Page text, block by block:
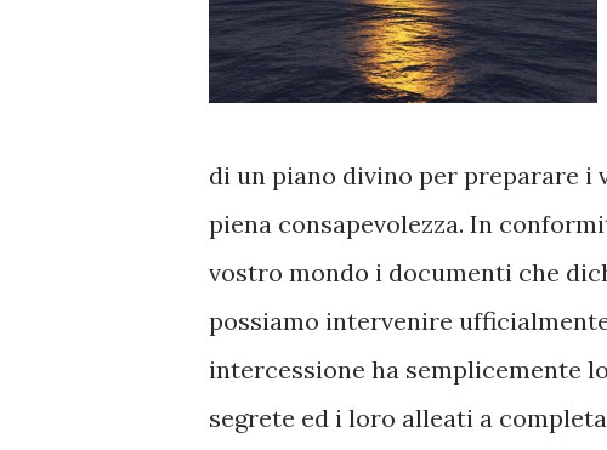
di un piano divino per preparare
piena consapevolezza. In
vostro mondo i documenti che
possiamo intervenire
intercessione ha semplicemente
segrete ed i loro alleati a